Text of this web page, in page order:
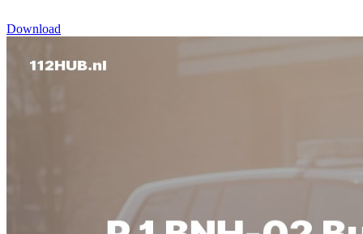
Download